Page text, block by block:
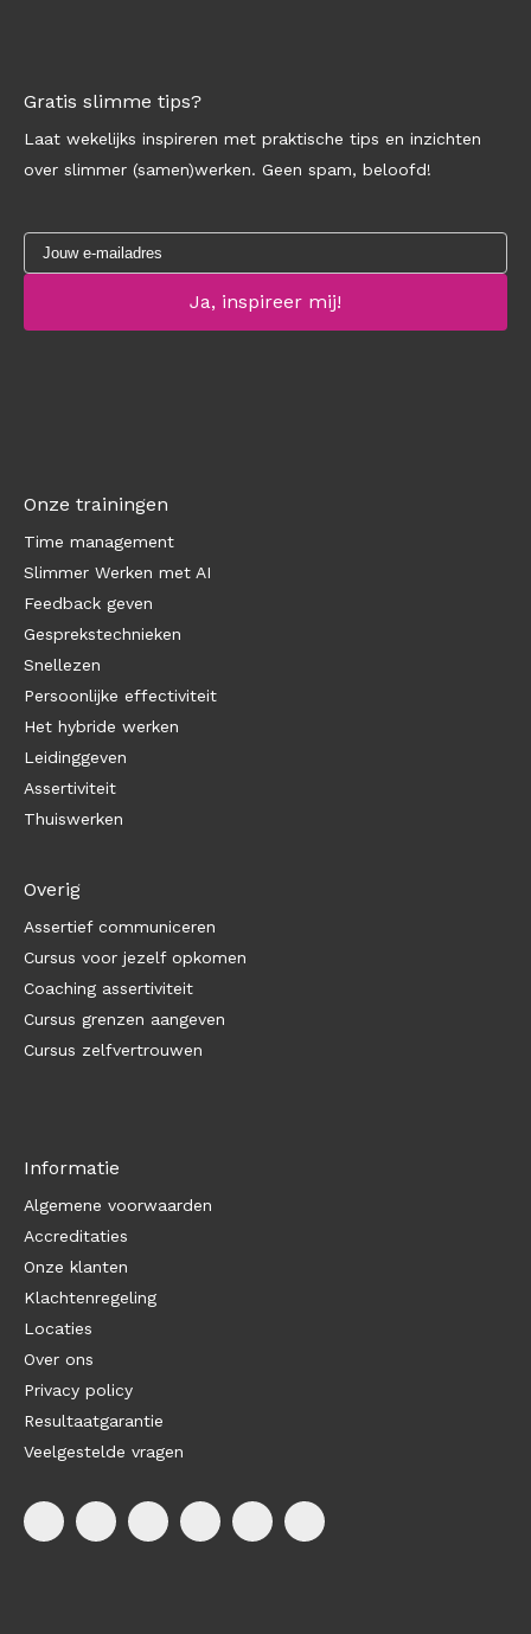
Gratis slimme tips?
Laat wekelijks inspireren met praktische tips en inzichten
over slimmer (samen)werken. Geen spam, beloofd!
Onze trainingen
Time management
Slimmer Werken met AI
Feedback geven
Gesprekstechnieken
Snellezen
Persoonlijke effectiviteit
Het hybride werken
Leidinggeven
Assertiviteit
Thuiswerken
Overig
Assertief communiceren
Cursus voor jezelf opkomen
Coaching assertiviteit
Cursus grenzen aangeven
Cursus zelfvertrouwen
Informatie
Algemene voorwaarden
Accreditaties
Onze klanten
Klachtenregeling
Locaties
Over ons
Privacy policy
Resultaatgarantie
Veelgestelde vragen